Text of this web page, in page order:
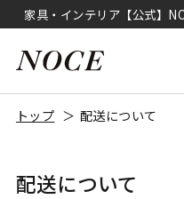
家具・インテリア【公式】
トップ 配送について
配送について